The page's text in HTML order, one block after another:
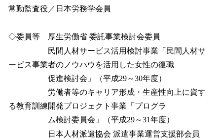
常勤監査役／日本労務学会員
◇委員等 厚生労働省 委託事業検討会委員
民間人材サービス活用検討事業「民間人材サ
ービス事業者のノウハウを活用した女性の復職
促進検討会」（平成29～30年度）
労働者等のキャリア形成・生産性向上に資す
る教育訓練開発プロジェクト事業「プログラ
ム検討委員会」（平成29～31年度）
日本人材派遣協会 派遣事業運営支援部会員